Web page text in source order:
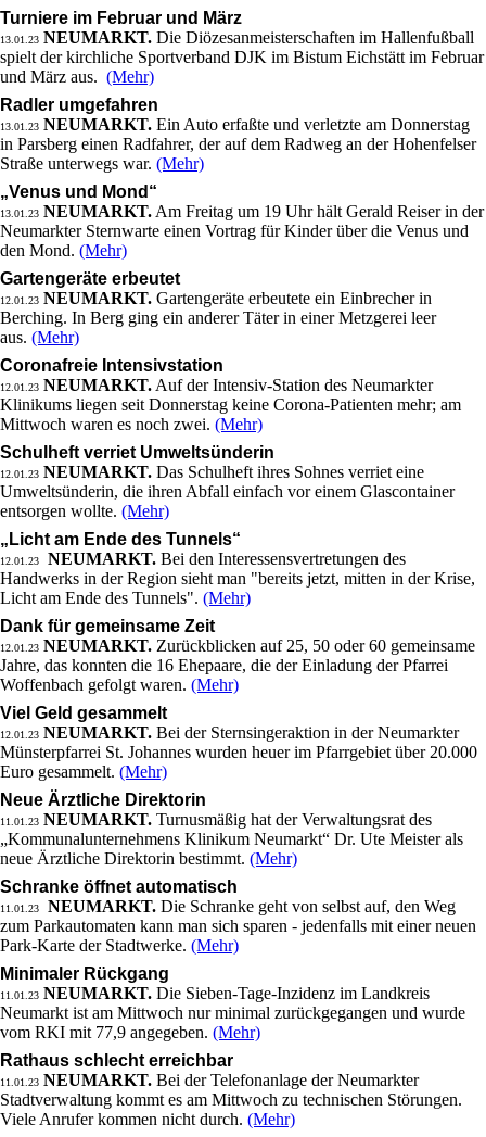
Turniere im Februar und März
13.01.23 NEUMARKT. Die Diözesanmeisterschaften im Hallenfußball
spielt der kirchliche Sportverband DJK im Bistum Eichstätt im Februar
und März aus. (Mehr)
Radler umgefahren
13.01.23 NEUMARKT. Ein Auto erfaßte und verletzte am Donnerstag
in Parsberg einen Radfahrer, der auf dem Radweg an der Hohenfelser
Straße unterwegs war. (Mehr)
„Venus und Mond“
13.01.23 NEUMARKT. Am Freitag um 19 Uhr hält Gerald Reiser in der
Neumarkter Sternwarte einen Vortrag für Kinder über die Venus und
den Mond. (Mehr)
Gartengeräte erbeutet
12.01.23 NEUMARKT. Gartengeräte erbeutete ein Einbrecher in
Berching. In Berg ging ein anderer Täter in einer Metzgerei leer
aus. (Mehr)
Coronafreie Intensivstation
12.01.23 NEUMARKT. Auf der Intensiv-Station des Neumarkter
Klinikums liegen seit Donnerstag keine Corona-Patienten mehr; am
Mittwoch waren es noch zwei. (Mehr)
Schulheft verriet Umweltsünderin
12.01.23 NEUMARKT. Das Schulheft ihres Sohnes verriet eine
Umweltsünderin, die ihren Abfall einfach vor einem Glascontainer
entsorgen wollte. (Mehr)
„Licht am Ende des Tunnels“
12.01.23 NEUMARKT. Bei den Interessensvertretungen des
Handwerks in der Region sieht man "bereits jetzt, mitten in der Krise,
Licht am Ende des Tunnels". (Mehr)
Dank für gemeinsame Zeit
12.01.23 NEUMARKT. Zurückblicken auf 25, 50 oder 60 gemeinsame
Jahre, das konnten die 16 Ehepaare, die der Einladung der Pfarrei
Woffenbach gefolgt waren. (Mehr)
Viel Geld gesammelt
12.01.23 NEUMARKT. Bei der Sternsingeraktion in der Neumarkter
Münsterpfarrei St. Johannes wurden heuer im Pfarrgebiet über 20.000
Euro gesammelt. (Mehr)
Neue Ärztliche Direktorin
11.01.23 NEUMARKT. Turnusmäßig hat der Verwaltungsrat des
„Kommunalunternehmens Klinikum Neumarkt“ Dr. Ute Meister als
neue Ärztliche Direktorin bestimmt. (Mehr)
Schranke öffnet automatisch
11.01.23 NEUMARKT. Die Schranke geht von selbst auf, den Weg
zum Parkautomaten kann man sich sparen - jedenfalls mit einer neuen
Park-Karte der Stadtwerke. (Mehr)
Minimaler Rückgang
11.01.23 NEUMARKT. Die Sieben-Tage-Inzidenz im Landkreis
Neumarkt ist am Mittwoch nur minimal zurückgegangen und wurde
vom RKI mit 77,9 angegeben. (Mehr)
Rathaus schlecht erreichbar
11.01.23 NEUMARKT. Bei der Telefonanlage der Neumarkter
Stadtverwaltung kommt es am Mittwoch zu technischen Störungen.
Viele Anrufer kommen nicht durch. (Mehr)